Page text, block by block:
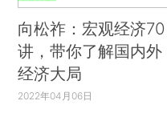
向松祚：宏观经济70
讲，带你了解国内外
经济大局
2022年04月06日